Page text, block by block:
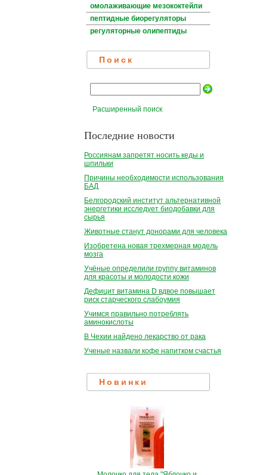
омолаживающие мезококтейли
пептидные биорегуляторы
регуляторные олипептиды
Поиск
Расширенный поиск
Последние новости
Россиянам запретят носить кеды и
шпильки
Причины необходимости использования
БАД
Белгородский институт альтернативной
энергетики исследует биодобавки для
сырья
Животные станут донорами для человека
Изобретена новая трехмерная модель
мозга
Учёные определили группу витаминов
для красоты и молодости кожи
Дефицит витамина D вдвое повышает
риск старческого слабоумия
Учимся правильно потреблять
аминокислоты
В Чехии найдено лекарство от рака
Ученые назвали кофе напитком счастья
Новинки